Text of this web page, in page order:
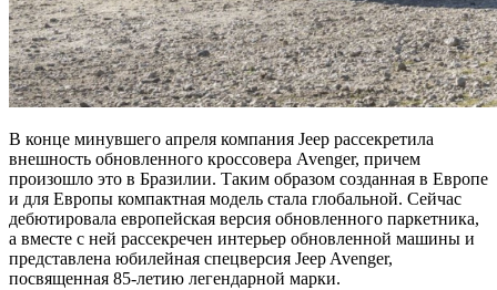
В конце минувшего апреля компания Jeep рассекретила
внешность обновленного кроссовера Avenger, причем
произошло это в Бразилии. Таким образом созданная в Европе
и для Европы компактная модель стала глобальной. Сейчас
дебютировала европейская версия обновленного паркетника,
а вместе с ней рассекречен интерьер обновленной машины и
представлена юбилейная спецверсия Jeep Avenger,
посвященная 85-летию легендарной марки.